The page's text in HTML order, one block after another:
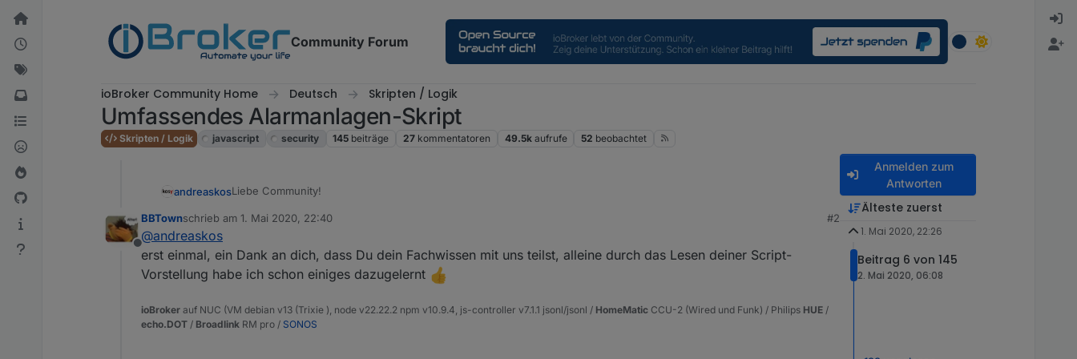
Weiter zum Inhalt
Community Forum
ioBroker Community Home Deutsch Skripten / Logik
Umfassendes Alarmanlagen-Skript
Skripten / Logik javascript security 145 beiträge 27 kommentatoren 49.5k aufrufe 52 beobachtet
andreaskosLiebe Community!
Kurzfassung
Datenpunkte (default unter javascript.0.Alarmanlage) steuern.
LG Andreas
Offline
BBTownschrieb am 1. Mai 2020, 22:40
zuletzt editiert von
#2
@andreaskos
erst einmal, ein Dank an dich, dass Du dein Fachwissen mit uns teilst, alleine durch das Lesen deiner Script-
Vorstellung habe ich schon einiges dazugelernt
ioBroker auf NUC (VM debian v13 (Trixie ), node v22.22.2 npm v10.9.4, js-controller v7.1.1 jsonl/jsonl / HomeMatic CCU-2 (Wired und Funk) / Philips HUE /
echo.DOT / Broadlink RM pro / SONOS
Anmelden zum
Antworten
Älteste zuerst
1. Mai 2020, 22:26
Beitrag 6 von 145
2. Mai 2020, 06:08